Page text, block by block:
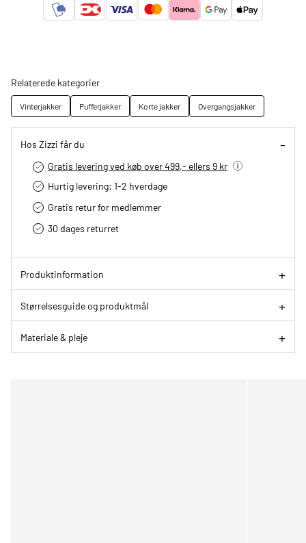
Relaterede kategorier
Vinterjakker Pufferjakker Korte jakker Overgangsjakker
Hos Zizzi får du
Gratis levering ved køb over 499,- ellers 9 kr
Hurtig levering­: 1-2 hverdage
Gratis retur for medlemmer
30 dages returret
Produktinformation
Størrelsesguide og produktmål
Materiale & pleje